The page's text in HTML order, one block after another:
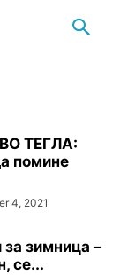
ТЕГЛА:
помине
4, 2021
за зимница –
се...